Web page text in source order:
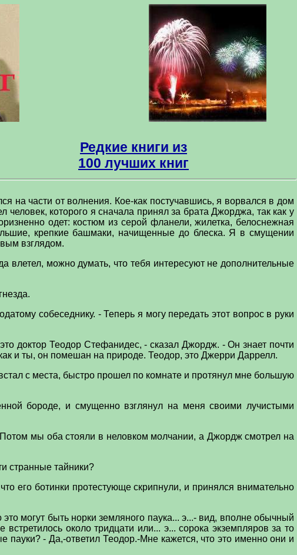
Редкие книги из
100 лучших книг
на части от волнения. Кое-как постучавшись, я ворвался в дом
человек, которого я сначала принял за брата Джорджа, так как у
одет: костюм из серой фланели, жилетка, белоснежная
крепкие башмаки, начищенные до блеска. Я в смущении
взглядом.
влетел, можно думать, что тебя интересуют не дополнительные
собеседнику. - Теперь я могу передать этот вопрос в руки
доктор Теодор Стефанидес, - сказал Джордж. - Он знает почти
и ты, он помешан на природе. Теодор, это Джерри Даррелл.
с места, быстро прошел по комнате и протянул мне большую
бороде, и смущенно взглянул на меня своими лучистыми
мы оба стояли в неловком молчании, а Джордж смотрел на
странные тайники?
его ботинки протестующе скрипнули, и принялся внимательно
могут быть норки земляного паука... э...- вид, вполне обычный
около тридцати или... э... сорока экземпляров за то
- Да,-ответил Теодор.-Мне кажется, что это именно они и